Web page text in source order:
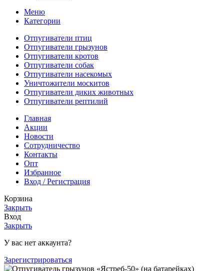
составляла
499.00 Br.
Меню
Категории
Отпугиватели птиц
Отпугиватели грызунов
Отпугиватели кротов
Отпугиватели собак
Отпугиватели насекомых
Уничтожители москитов
Отпугиватели диких животных
Отпугиватели рептилий
Главная
Акции
Новости
Сотрудничество
Контакты
Опт
Избранное
Вход / Регистрация
Корзина
Закрыть
Вход
Закрыть
У вас нет аккаунта?
Зарегистрироваться